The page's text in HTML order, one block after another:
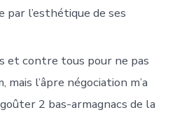
par l’esthétique de ses
et contre tous pour ne pas
l’âpre négociation m’a
2 bas-armagnacs de la